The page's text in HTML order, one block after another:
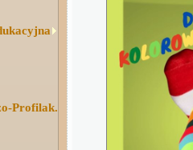
Profilak.